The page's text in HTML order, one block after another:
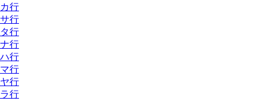
カ行
サ行
タ行
ナ行
ハ行
マ行
ヤ行
ラ行